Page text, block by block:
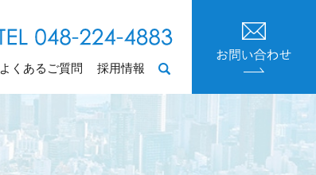
よくあるご質問 採用情報 search